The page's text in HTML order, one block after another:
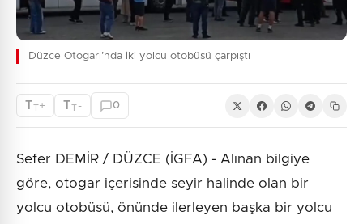
Düzce Otogarı’nda iki yolcu otobüsü çarpıştı
TT+ TT - 0
Sefer DEMİR / DÜZCE (İGFA) - Alınan bilgiye
göre, otogar içerisinde seyir halinde olan bir
yolcu otobüsü, önünde ilerleyen başka bir yolcu